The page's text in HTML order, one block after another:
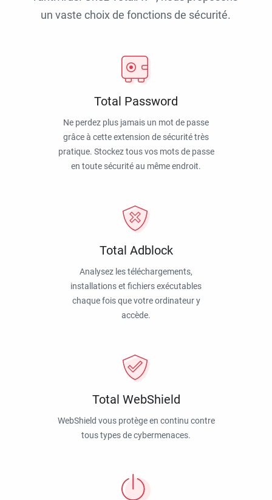
un vaste choix de fonctions de sécurité.
Total Password
Ne perdez plus jamais un mot de passe
grâce à cette extension de sécurité très
pratique. Stockez tous vos mots de passe
en toute sécurité au même endroit.
Total Adblock
Analysez les téléchargements,
installations et fichiers exécutables
chaque fois que votre ordinateur y
accède.
Total WebShield
WebShield vous protège en continu contre
tous types de cybermenaces.